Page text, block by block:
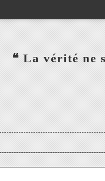
‎❝ La vérité ne